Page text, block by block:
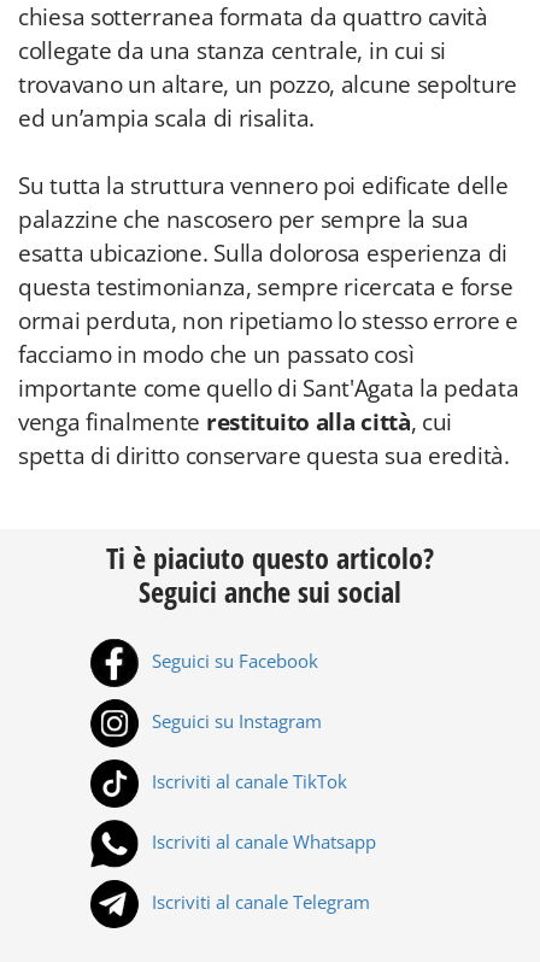
chiesa sotterranea formata da quattro cavità
collegate da una stanza centrale, in cui si
trovavano un altare, un pozzo, alcune sepolture
ed un’ampia scala di risalita.
Su tutta la struttura vennero poi edificate delle
palazzine che nascosero per sempre la sua
esatta ubicazione. Sulla dolorosa esperienza di
questa testimonianza, sempre ricercata e forse
ormai perduta, non ripetiamo lo stesso errore e
facciamo in modo che un passato così
importante come quello di Sant'Agata la pedata
venga finalmente restituito alla città, cui
spetta di diritto conservare questa sua eredità.
Ti è piaciuto questo articolo?
Seguici anche sui social
Seguici su Facebook
Seguici su Instagram
Iscriviti al canale TikTok
Iscriviti al canale Whatsapp
Iscriviti al canale Telegram